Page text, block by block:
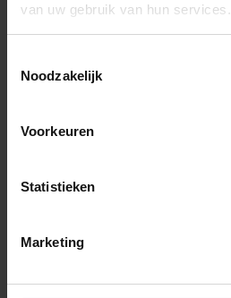
van uw gebruik van hun services.
Noodzakelijk
Voorkeuren
Statistieken
Marketing